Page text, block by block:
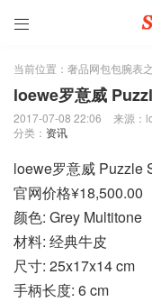

当前位置： 奢品网包包腕表
loewe罗意威
2017-07-08 22:06 来源：
分类： 资讯
loewe罗意威 Puzzle
官网价格¥18,500.00
颜色: Grey Multitone
材料: 经典牛皮
尺寸: 25x17x14 cm
手柄长度: 6 cm